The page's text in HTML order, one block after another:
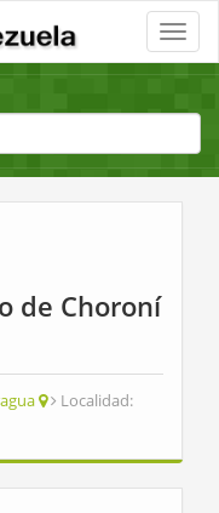
Toggle
de Choroní
Localidad: